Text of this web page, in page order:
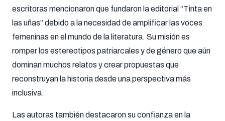
escritoras mencionaron que fundaron la editorial “Tinta en
las uñas” debido a la necesidad de amplificar las voces
femeninas en el mundo de la literatura. Su misión es
romper los estereotipos patriarcales y de género que aún
dominan muchos relatos y crear propuestas que
reconstruyan la historia desde una perspectiva más
inclusiva.
Las autoras también destacaron su confianza en la